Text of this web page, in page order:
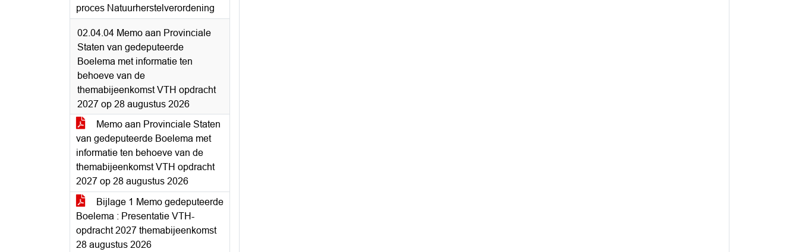
proces Natuurherstelverordening
02.04.04 Memo aan Provinciale
Staten van gedeputeerde
Boelema met informatie ten
behoeve van de
themabijeenkomst VTH opdracht
2027 op 28 augustus 2026
Memo aan Provinciale Staten
van gedeputeerde Boelema met
informatie ten behoeve van de
themabijeenkomst VTH opdracht
2027 op 28 augustus 2026
Bijlage 1 Memo gedeputeerde
Boelema : Presentatie VTH-
opdracht 2027 themabijeenkomst
28 augustus 2026